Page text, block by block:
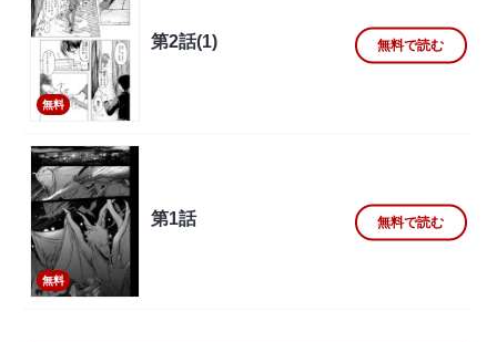
無料
第2話(1) 無料で読む
無料
第1話 無料で読む